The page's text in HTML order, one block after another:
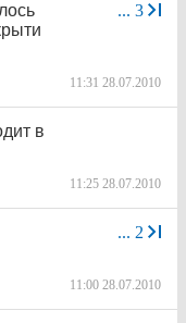
... 3
11:31 28.07.2010
в
11:25 28.07.2010
... 2
11:00 28.07.2010